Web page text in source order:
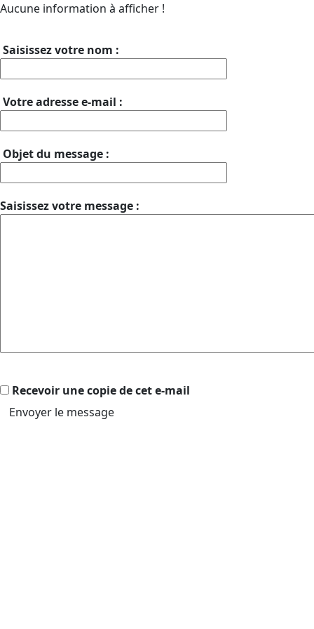
Aucune information à afficher !
Saisissez votre nom :
Votre adresse e-mail :
Objet du message :
Saisissez votre message :
Recevoir une copie de cet e-mail
Envoyer le message